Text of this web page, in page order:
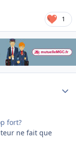
1
fort?
ne fait que